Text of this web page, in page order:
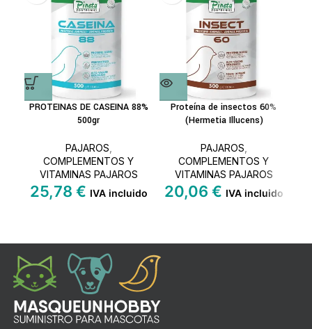
PROTEINAS DE CASEINA 88%
500gr
PAJAROS
COMPLEMENTOS Y
VITAMINAS PAJAROS
25,78 € IVA incluido
Proteína de insectos 60%
(Hermetia Illucens)
PAJAROS
COMPLEMENTOS Y
VITAMINAS PAJAROS
20,06 € IVA incluido